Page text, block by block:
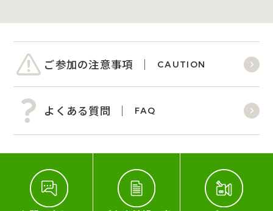
ご参加の注意事項 CAUTION
よくある質問 FAQ